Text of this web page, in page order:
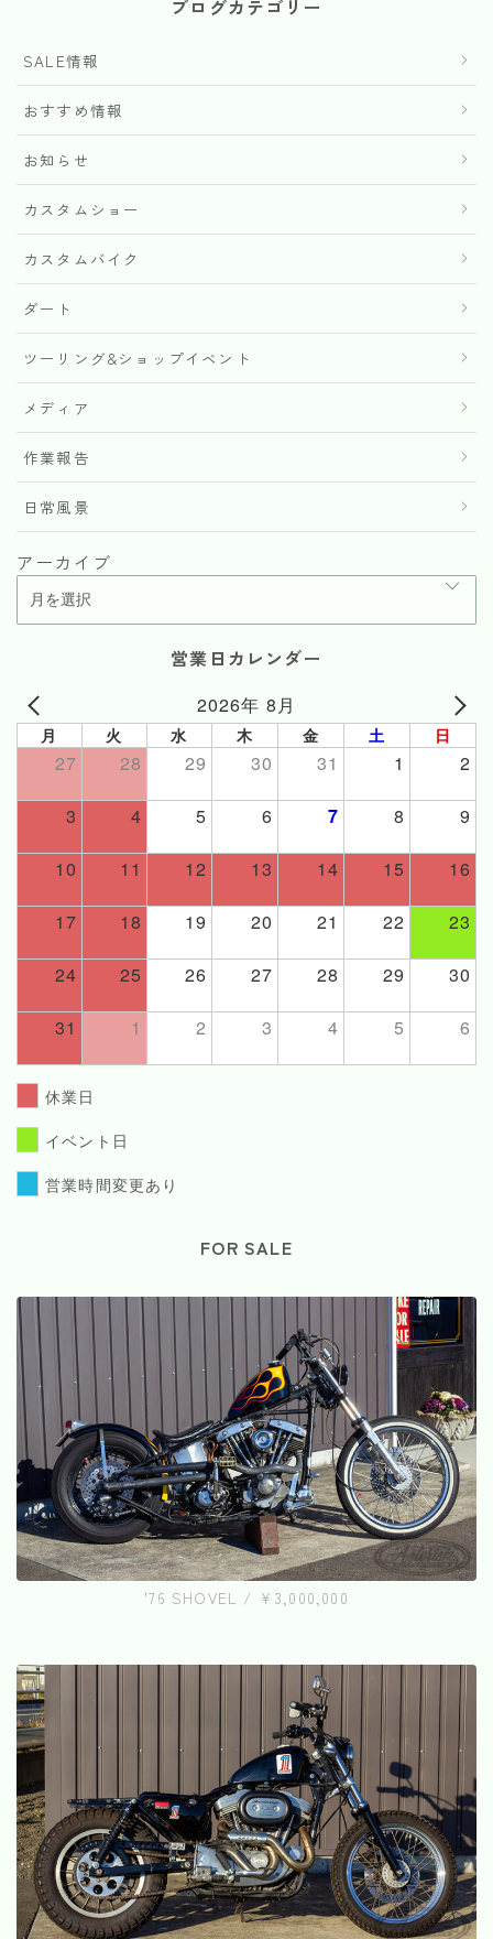
ブログカテゴリー
SALE情報
おすすめ情報
お知らせ
カスタムショー
カスタムバイク
ダート
ツーリング&ショップイベント
メディア
作業報告
日常風景
アーカイブ
営業日カレンダー
2026年 8月
月 火 水 木 金 土 日
27 28 29 30 31 1 2
3 4 5 6 7 8 9
10 11 12 13 14 15 16
17 18 19 20 21 22 23
24 25 26 27 28 29 30
31 1 2 3 4 5 6
休業日
イベント日
営業時間変更あり
FOR SALE
'76 SHOVEL / ¥3,000,000